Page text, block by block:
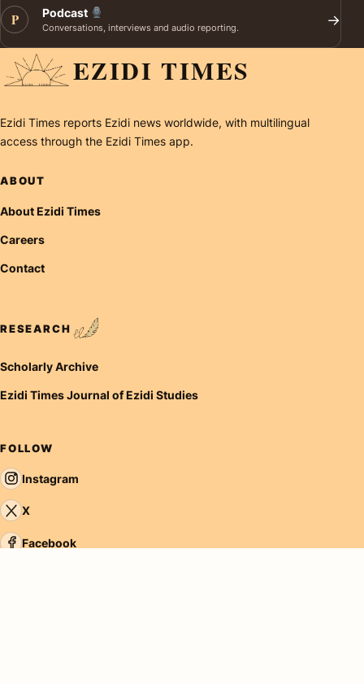
P Podcast
Conversations, interviews and audio reporting. →
EZIDI TIMES
Ezidi Times reports Ezidi news worldwide, with multilingual
access through the Ezidi Times app.
ABOUT
About Ezidi Times
Careers
Contact
RESEARCH
Scholarly Archive
Ezidi Times Journal of Ezidi Studies
FOLLOW
Instagram
X
Facebook